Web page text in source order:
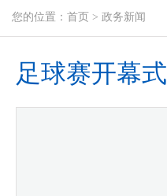
您的位置：首页 > 政务新闻
足球赛开幕式